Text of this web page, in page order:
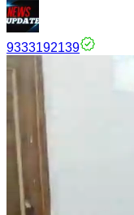
9333192139